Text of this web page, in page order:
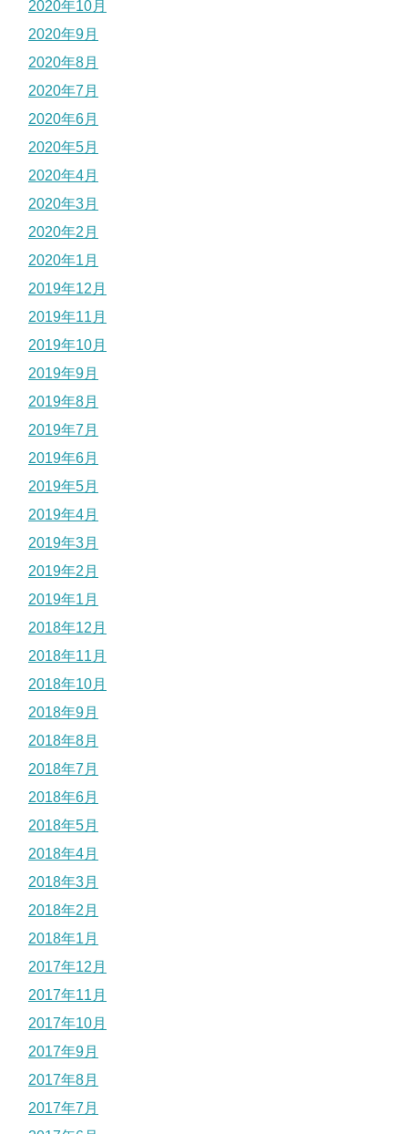
2020年10月
2020年9月
2020年8月
2020年7月
2020年6月
2020年5月
2020年4月
2020年3月
2020年2月
2020年1月
2019年12月
2019年11月
2019年10月
2019年9月
2019年8月
2019年7月
2019年6月
2019年5月
2019年4月
2019年3月
2019年2月
2019年1月
2018年12月
2018年11月
2018年10月
2018年9月
2018年8月
2018年7月
2018年6月
2018年5月
2018年4月
2018年3月
2018年2月
2018年1月
2017年12月
2017年11月
2017年10月
2017年9月
2017年8月
2017年7月